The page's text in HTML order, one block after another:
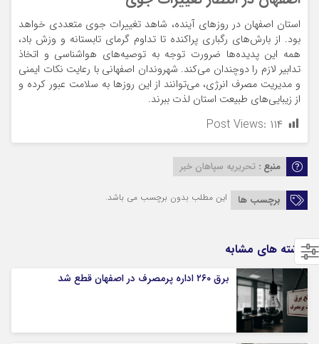
استان اصفهان در روزهای آینده، شاهد تغییرات جوی متعددی خواهد
بود. از بارش‌های رگباری پراکنده تا تداوم گرمای تابستانه و وزش باد،
همه این پدیده‌ها ضرورت توجه به توصیه‌های هواشناسی و اتخاذ
تدابیر لازم را دوچندان می‌کند. شهروندان اصفهانی با رعایت نکات ایمنی
و مدیریت مصرف انرژی، می‌توانند از این روزها به سلامت عبور کرده و
از زیبایی‌های طبیعت استان لذت ببرند.
Post Views: ۱۱۴
منبع : تحریریه سپاهان خبر
برچسب ها این مطلب بدون برچسب می باشد.
نوشته های مشابه
برق ۲۶۰ اداره پرمصرف در اصفهان قطع شد